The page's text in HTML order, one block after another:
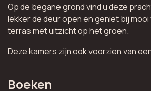
Op de begane grond vind u deze
lekker de deur open en geniet bij
terras met uitzicht op het groen.
Deze kamers zijn ook voorzien van
Boeken